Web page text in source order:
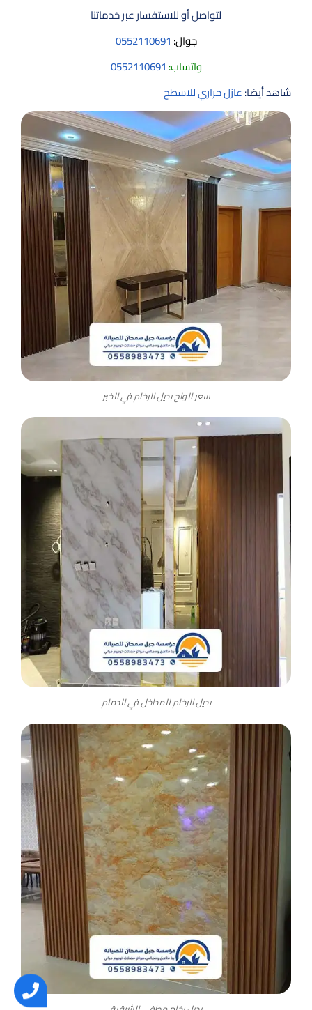
لتواصل أو للاستفسار عبر خدماتنا
جوال: 0552110691
واتساب: 0552110691
شاهد أيضا:عازل حراري للاسطح
سعر الواح بديل الرخام في الخبر
بديل الرخام للمداخل في الدمام